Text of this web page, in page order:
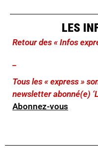
LES
Retour des « Infos
Tous les « express »
newsletter abonné(e)
Abonnez-vous